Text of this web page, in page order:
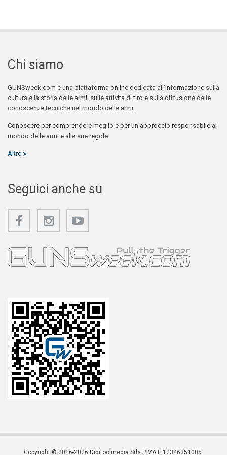
Chi siamo
GUNSweek.com è una piattaforma online dedicata all'informazione sulla
cultura e la storia delle armi, sulle attività di tiro e sulla diffusione delle
conoscenze tecniche nel mondo delle armi.
Conoscere per comprendere meglio e per un approccio responsabile al
mondo delle armi e alle sue regole.
Altro
Seguici anche su
Copyright © 2016-2026 Digitoolmedia Srls P.IVA IT12346351005.